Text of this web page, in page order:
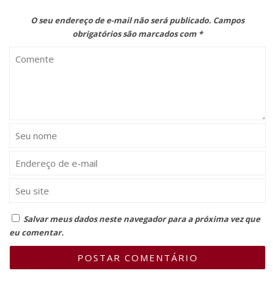
O seu endereço de e-mail não será publicado. Campos
obrigatórios são marcados com *
Salvar meus dados neste navegador para a próxima vez que
eu comentar.